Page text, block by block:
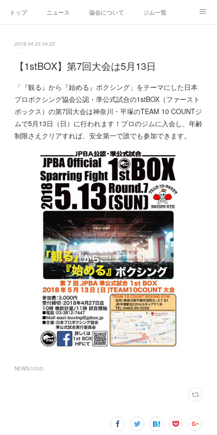
トップ ニュース 協会について ジム一覧
2018.04.23 04:22
【1stBOX】第7回大会は5月13日
「『観る』から『始める』ボクシング」をテーマにした日本
プロボクシング協会公認・準公式試合の1stBOX（ファースト
ボックス）の第7回大会は神奈川・平塚のTEAM 10 COUNTジ
ムで5月13日（日）に行われます！プロのジムに入会し、年齢
制限さえクリアすれば、安全第一で誰でも参加できます。
NEWS(1032)